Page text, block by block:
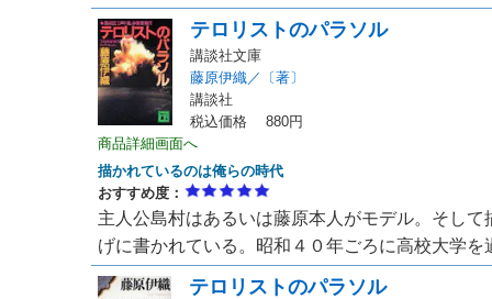
テロリストのパラソル
講談社文庫
藤原伊織／〔著〕
講談社
税込価格 880円
商品詳細画面へ
描かれているのは俺らの時代
おすすめ度：
主人公島村はあるいは藤原本人がモデル。そし
げに書かれている。昭和４０年ごろに高校大学
テロリストのパラソル